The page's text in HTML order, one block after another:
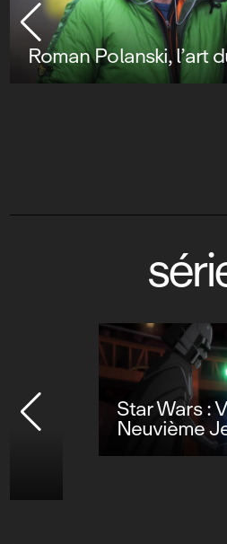
Roman Polanski, l’art
Star Wars : Visions
Neuvième Jedi